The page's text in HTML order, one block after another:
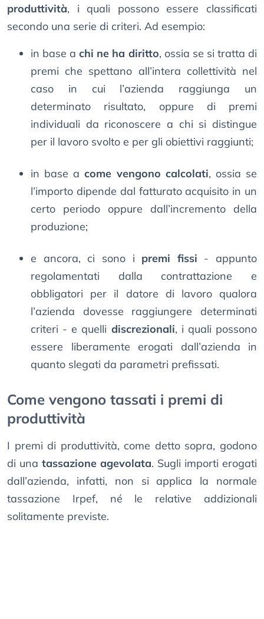
produttività, i quali possono essere classificati
secondo una serie di criteri. Ad esempio:
in base achi ne ha diritto, ossia se si tratta di
premi che spettano all’intera collettività nel
caso in cui l’azienda raggiunga un
determinato risultato, oppure di premi
individuali da riconoscere a chi si distingue
per il lavoro svolto e per gli obiettivi raggiunti;
in base acome vengono calcolati, ossia se
l’importo dipende dal fatturato acquisito in un
certo periodo oppure dall’incremento della
produzione;
e ancora, ci sono i premi fissi - appunto
regolamentati dalla contrattazione e
obbligatori per il datore di lavoro qualora
l’azienda dovesse raggiungere determinati
criteri - e quelli discrezionali, i quali possono
essere liberamente erogati dall’azienda in
quanto slegati da parametri prefissati.
Come vengono tassati i premi di
produttività
I premi di produttività, come detto sopra, godono
di una tassazione agevolata. Sugli importi erogati
dall’azienda, infatti, non si applica la normale
tassazione Irpef, né le relative addizionali
solitamente previste.